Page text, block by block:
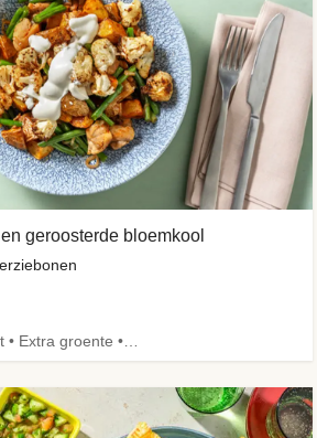
geroosterde bloemkool